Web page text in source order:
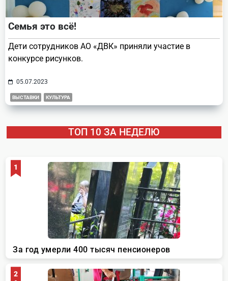
Семья это всё!
Дети сотрудников АО «ДВК» приняли участие в
конкурсе рисунков.
05.07.2023
ВЫСТАВКИ КУЛЬТУРА
ТОП 10 ЗА НЕДЕЛЮ